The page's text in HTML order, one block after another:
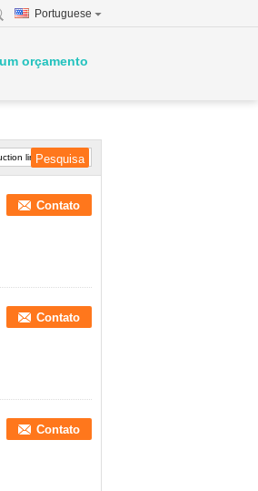
Portuguese
orçamento
Contato
Contato
Contato